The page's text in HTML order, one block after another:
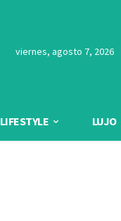
viernes, agosto 7, 2026
LIFESTYLE LUJO